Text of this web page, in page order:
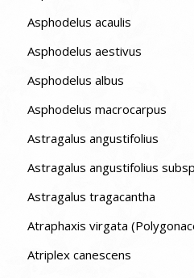
Asphodelus acaulis
Asphodelus aestivus
Asphodelus albus
Asphodelus macrocarpus
Astragalus angustifolius
Astragalus angustifolius
Astragalus tragacantha
Atraphaxis virgata
Atriplex canescens